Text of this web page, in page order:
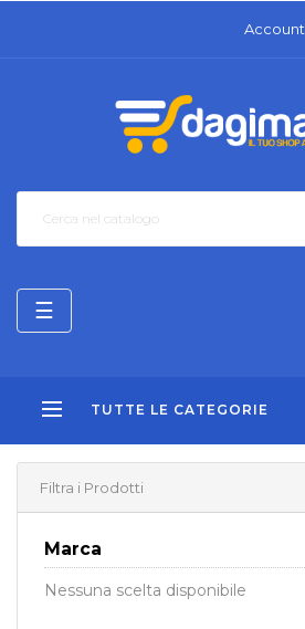
Account
TUTTE LE CATEGORIE
navigazione
Toggle
☰
Filtra i Prodotti
Marca
Nessuna scelta disponibile